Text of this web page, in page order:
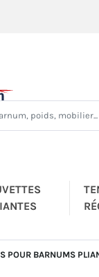
POUR BARNUMS